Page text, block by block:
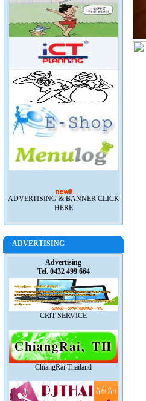
ADVERTISING & BANNER CLICK
HERE
ADVERTISING
Advertising
Tel. 0432 499 664
CRiT SERVICE
ChiangRai Thailand